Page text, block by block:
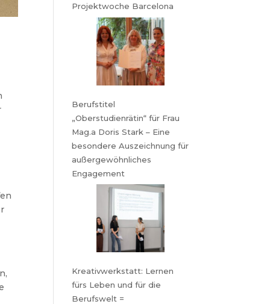
Projektwoche Barcelona
Berufstitel
„Oberstudienrätin“ für Frau
Mag.a Doris Stark – Eine
besondere Auszeichnung für
außergewöhnliches
Engagement
Kreativwerkstatt: Lernen
fürs Leben und für die
Berufswelt =